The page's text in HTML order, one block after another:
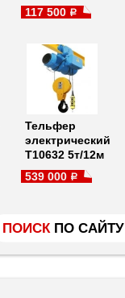
117 500 a
Тельфер
электрический
Т10632 5т/12м
539 000 a
ПОИСКПО САЙТУ